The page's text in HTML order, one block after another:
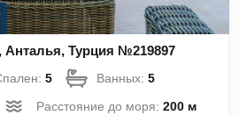
Анталья, Турция №219897
5 Ванных:5
Расстояние до моря:200 м